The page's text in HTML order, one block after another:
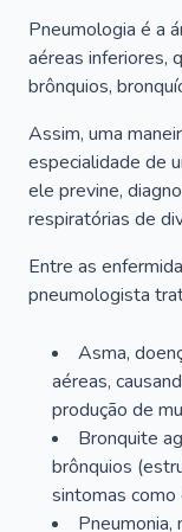
Pneumologia é a
aéreas inferiores,
brônquios,
Assim, uma
especialidade de
ele previne,
respiratórias de
Entre as
pneumologista
Asma,
aéreas,
produção de
Bronquite
brônquios
sintomas como
Pneumonia,